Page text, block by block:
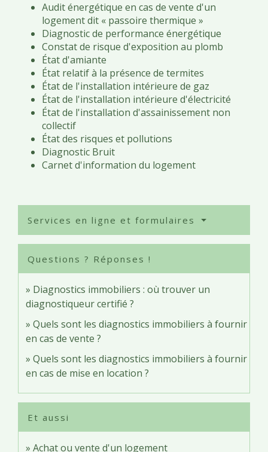
Audit énergétique en cas de vente d'un
logement dit « passoire thermique »
Diagnostic de performance énergétique
Constat de risque d'exposition au plomb
État d'amiante
État relatif à la présence de termites
État de l'installation intérieure de gaz
État de l'installation intérieure d'électricité
État de l'installation d'assainissement non
collectif
État des risques et pollutions
Diagnostic Bruit
Carnet d'information du logement
Services en ligne et formulaires
Questions ? Réponses !
Diagnostics immobiliers : où trouver un
diagnostiqueur certifié ?
Quels sont les diagnostics immobiliers à fournir
en cas de vente ?
Quels sont les diagnostics immobiliers à fournir
en cas de mise en location ?
Et aussi
Achat ou vente d'un logement